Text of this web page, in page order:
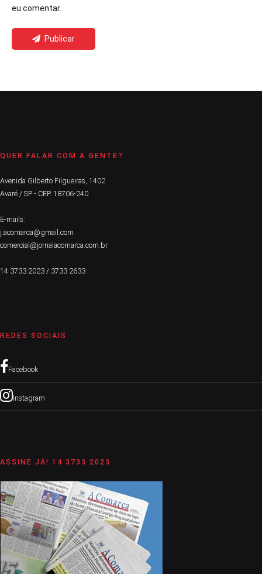
eu comentar.
Publicar
QUER FALAR COM A GENTE?
Avenida Gilberto Filgueiras, 1402
Avaré / SP - CEP. 18706-240
E-mails:
j.acomarca@gmail.com
comercial@jornalacomarca.com.br
14 3733.2023 / 3733.2633
REDES SOCIAIS
Facebook
Instagram
ASSINE JÁ! 14 3733 2023